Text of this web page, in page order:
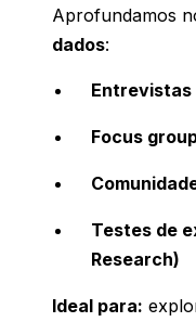
Aprofundamos
dados:
Entrevistas
Focus
Testes de
Research)
Ideal para: